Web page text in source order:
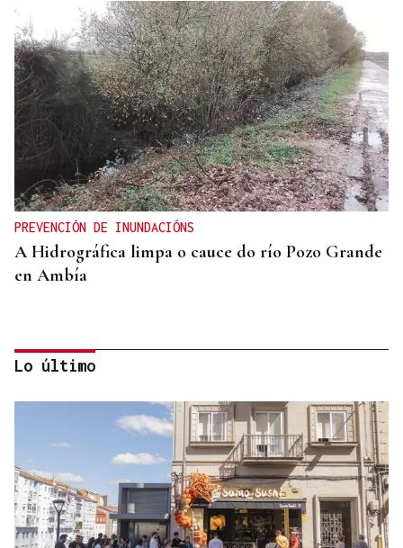
PREVENCIÓN DE INUNDACIÓNS
A Hidrográfica limpa o cauce do río Pozo Grande
en Ambía
QUEN CHO DIXO
Lo último